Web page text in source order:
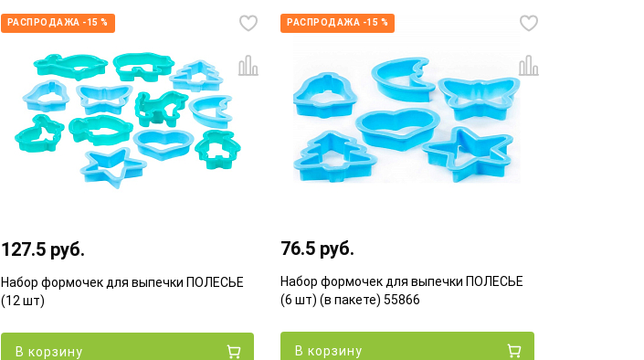
РАСПРОДАЖА -15 %
127.5 руб.
Набор формочек для выпечки ПОЛЕСЬЕ
(12 шт)
В корзину
РАСПРОДАЖА -15 %
76.5 руб.
Набор формочек для выпечки ПОЛЕСЬЕ
(6 шт) (в пакете) 55866
В корзину